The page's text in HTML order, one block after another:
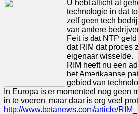
U hebt allicht al
technologie in dat
zelf geen tech
van andere
Feit is dat NTP
dat RIM dat proces
eigenaar wisselde.
RIM heeft nu een
het Amerikaanse
gebied van
In Europa is er momenteel nog geen
in te voeren, maar daar is erg veel
http://www.betanews.com/article/